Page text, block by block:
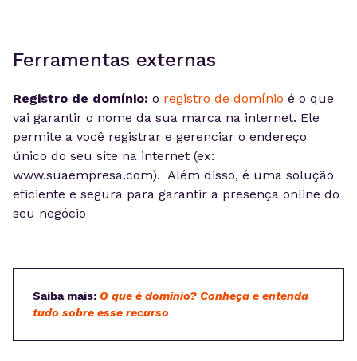
Ferramentas externas
Registro de domínio: o registro de domínio é o que
vai garantir o nome da sua marca na internet. Ele
permite a você registrar e gerenciar o endereço
único do seu site na internet (ex:
www.suaempresa.com). Além disso, é uma solução
eficiente e segura para garantir a presença online do
seu negócio
Saiba mais: O que é domínio? Conheça e entenda
tudo sobre esse recurso